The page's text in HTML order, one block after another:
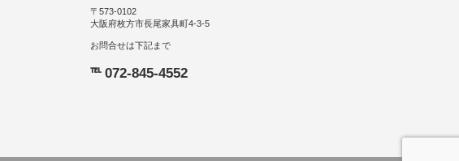
〒573-0102
大阪府枚方市長尾家具町4-3-5
お問合せは下記まで
℡ 072-845-4552